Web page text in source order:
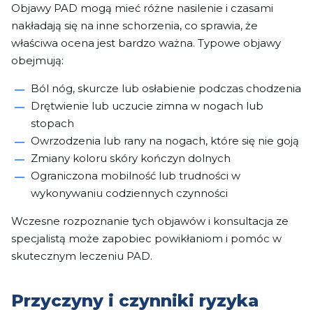
Objawy PAD mogą mieć różne nasilenie i czasami
nakładają się na inne schorzenia, co sprawia, że
właściwa ocena jest bardzo ważna. Typowe objawy
obejmują:
Ból nóg, skurcze lub osłabienie podczas chodzenia
Drętwienie lub uczucie zimna w nogach lub
stopach
Owrzodzenia lub rany na nogach, które się nie goją
Zmiany koloru skóry kończyn dolnych
Ograniczona mobilność lub trudności w
wykonywaniu codziennych czynności
Wczesne rozpoznanie tych objawów i konsultacja ze
specjalistą może zapobiec powikłaniom i pomóc w
skutecznym leczeniu PAD.
Przyczyny i czynniki ryzyka